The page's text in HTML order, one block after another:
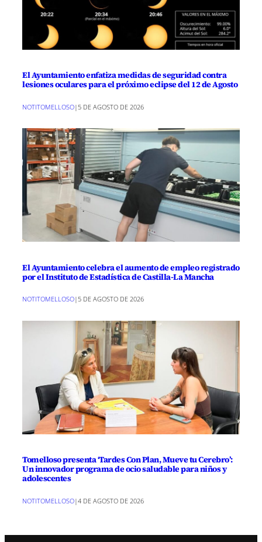
El Ayuntamiento enfatiza medidas de seguridad contra
lesiones oculares para el próximo eclipse del 12 de Agosto
NOTITOMELLOSO| 5 DE AGOSTO DE 2026
El Ayuntamiento celebra el aumento de empleo registrado
por el Instituto de Estadística de Castilla-La Mancha
NOTITOMELLOSO|5 DE AGOSTO DE 2026
Tomelloso presenta ‘Tardes Con Plan, Mueve tu Cerebro’:
Un innovador programa de ocio saludable para niños y
adolescentes
NOTITOMELLOSO|4 DE AGOSTO DE 2026